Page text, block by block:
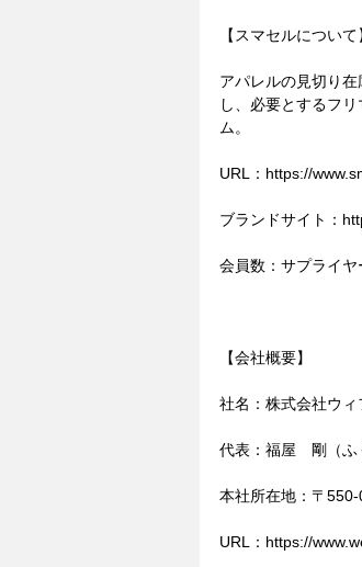
【スマセルについて
アパレルの見切り
し、必要とするフ
ム。
URL：https://
ブランドサイト：
会員数：サプライ
【会社概要】
社名：株式会社ウィ
代表：福屋　剛（ふ
本社所在地：〒
URL：https://